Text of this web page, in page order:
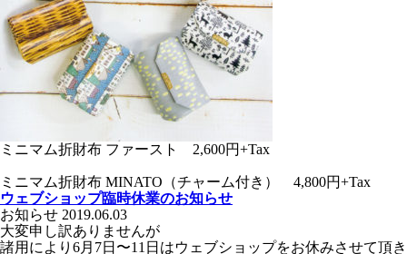
ミニマム折財布 ファースト 2,600円+Tax
ミニマム折財布 MINATO（チャーム付き） 4,800円+Tax
ウェブショップ臨時休業のお知らせ
お知らせ 2019.06.03
大変申し訳ありませんが
諸用により6月7日〜11日はウェブショップをお休みさせて頂き